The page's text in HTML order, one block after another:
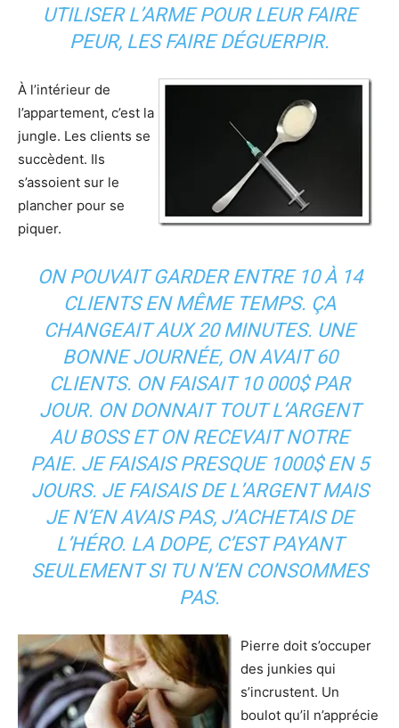
UTILISER L’ARME POUR LEUR FAIRE
PEUR, LES FAIRE DÉGUERPIR.
À l’intérieur de
l’appartement, c’est la
jungle. Les clients se
succèdent. Ils
s’assoient sur le
plancher pour se
piquer.
ON POUVAIT GARDER ENTRE 10 À 14
CLIENTS EN MÊME TEMPS. ÇA
CHANGEAIT AUX 20 MINUTES. UNE
BONNE JOURNÉE, ON AVAIT 60
CLIENTS. ON FAISAIT 10 000$ PAR
JOUR. ON DONNAIT TOUT L’ARGENT
AU BOSS ET ON RECEVAIT NOTRE
PAIE. JE FAISAIS PRESQUE 1000$ EN 5
JOURS. JE FAISAIS DE L’ARGENT MAIS
JE N’EN AVAIS PAS, J’ACHETAIS DE
L’HÉRO. LA DOPE, C’EST PAYANT
SEULEMENT SI TU N’EN CONSOMMES
PAS.
Pierre doit s’occuper
des junkies qui
s’incrustent. Un
boulot qu’il n’apprécie